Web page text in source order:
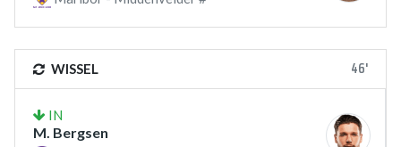
WISSEL 46'
IN
M. Bergsen